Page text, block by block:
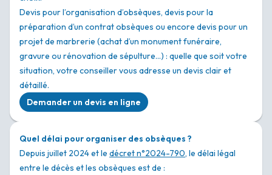
Devis pour l’organisation d’obsèques, devis pour la
préparation d’un contrat obsèques ou encore devis pour un
projet de marbrerie (achat d’un monument funéraire,
gravure ou rénovation de sépulture…) : quelle que soit votre
situation, votre conseiller vous adresse un devis clair et
détaillé.
Demander un devis en ligne
Quel délai pour organiser des obsèques ?
Depuis juillet 2024 et le décret n°2024-790, le délai légal
entre le décès et les obsèques est de :